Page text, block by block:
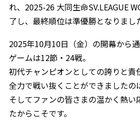
れ、2025-26 大同生命SV.LEAGUE
了し、最終順位は準優勝となりまし
2025年10月10日（金）の開幕から
ゲームは12節・24戦。
初代チャンピオンとしての誇りと責
全力で戦い抜くことができましたの
そしてファンの皆さまの温かく熱い
たからこそです。